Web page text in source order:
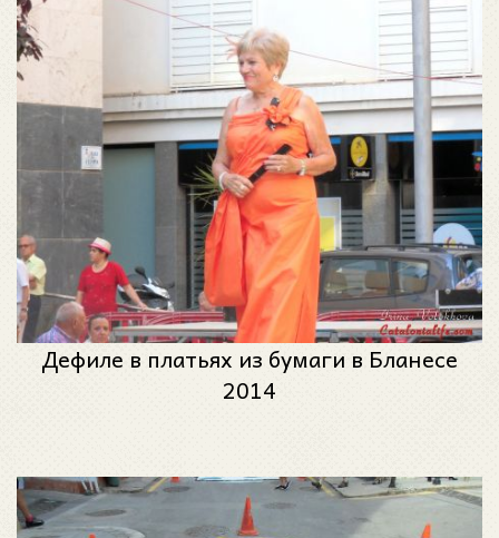
Дефиле в платьях из бумаги в Бланесе
2014